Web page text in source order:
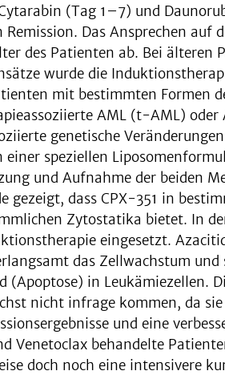
(Tag 1–7) und
Das Ansprechen auf
des Patienten ab. Bei
wurde die
mit bestimmten Formen
AML (t-AML) oder
genetische
speziellen
und Aufnahme der beiden
dass CPX-351 in
Zytostatika bietet. In
eingesetzt.
das Zellwachstum
in Leukämiezellen.
nicht infrage kommen, da
und eine
behandelte
doch noch eine intensivere